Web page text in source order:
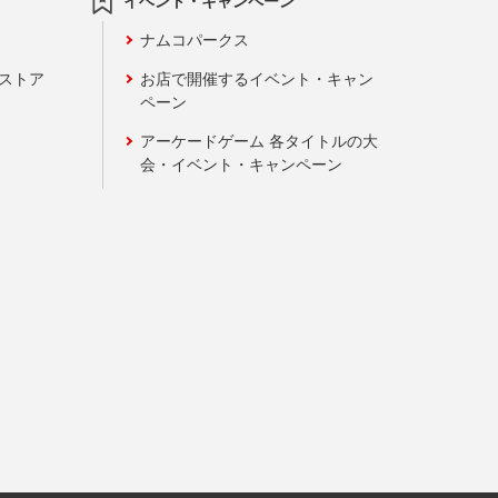
トア
ナムコパークス
お店で開催するイベント・キャン
ペーン
アーケードゲーム 各タイトルの大
会・イベント・キャンペーン